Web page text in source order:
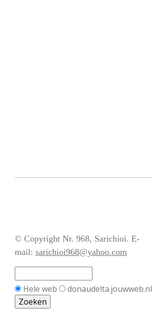
© Copyright Nr. 968, Sarichioi. E-
mail: sarichioi968@yahoo.com
Hele web donaudelta.jouwweb.nl